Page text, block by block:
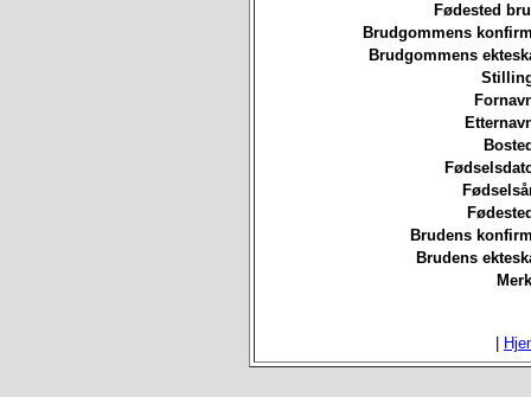
Fødested
Brudgommens
Brudgommens
Brudens
Brudens